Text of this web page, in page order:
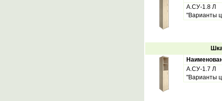
А.СУ-1.8 Л
"Варианты
А.СУ-1.7 Л
"Варианты